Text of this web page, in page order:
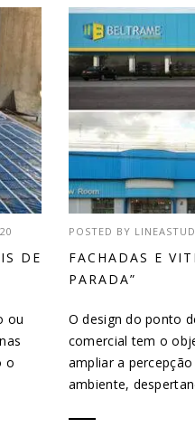
DE
ou
o
POSTED BY
FACHADAS E
PARADA”
O design do ponto
comercial tem o
ampliar a
ambiente,